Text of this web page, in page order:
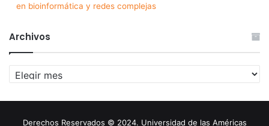
en bioinformática y redes complejas
Archivos
Archivos
Derechos Reservados © 2024. Universidad de las Américas